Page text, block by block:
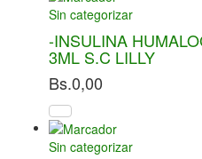
Sin categorizar
-INSULINA
3ML S.C LILLY
Bs.0,00
Sin categorizar